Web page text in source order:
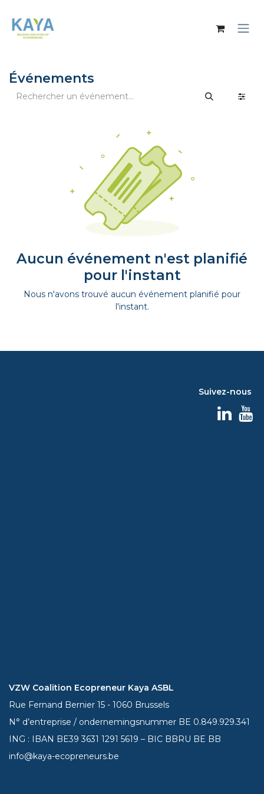
Événements
Aucun événement n'est planifié
pour l'instant
Nous n'avons trouvé aucun événement planifié pour
l'instant.
Suivez-nous
VZW Coalition Ecopreneur Kaya ASBL
Rue Fernand Bernier 15 - 1060 Brussels
N° d’entreprise / ondernemingsnummer BE 0.849.929.341
ING : IBAN BE393631 1291 5619 – BIC BBRU BE BB
info@kaya-ecopreneurs.be